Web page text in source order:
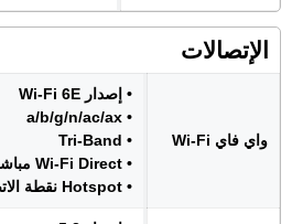
الإتصالات
واي فاي Wi-Fi
• إصدار Wi-Fi 6E
• a/b/g/n/ac/ax
• Tri-Band
• Wi-Fi Direct مباشر
• Hotspot نقطة الاتصال